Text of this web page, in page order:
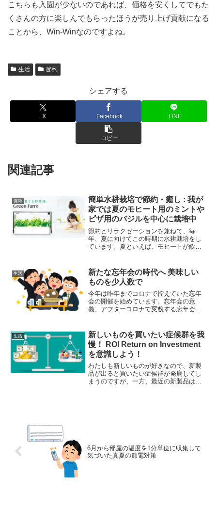
こちらも入園が少ないのであれば、価格を安くしてでもた
くさんの方に楽しんでもらったほうが売り上げ貢献になる
ことから、Win-Winなのですよね。
生活 節約
シェアする
X Facebook LINE
コピー
関連記事
健康
簡単水耕栽培で節約・癒し : 我が
家では夏のモヒート用のミントや
ピザ用のバジルを中心に栽培中
節約とリラクゼーションを兼ねて、毎
年、夏に向けてこの時期に水耕栽培をし
ています。夏といえば、モヒートが飲み
のが生のバジル。しかし、都心のスーパ
ーだと何故か少量でお値段も...
生活
新たな忘年会の時代へ 美味しい
ものを少人数で
今年は昨年までコロナで控えていた忘年
会の開催を始めています。忘年会の意
義、アフターコロナで変貌する忘年会の
振り返る忘年会の起源や歴史、伝統につ
いて知りたい方は、この記事...
生活
新しいものを買いたい症候群を我
慢！ ROI Return on Investment
を意識しよう！
わたしも新しいものが好きなので、新製
品が出ると買いたい症候群が発病してし
まうのですが、一方、最近の新製品は多
6月から部屋の温度を1分単位に収集して
気づいた真夏の節電対策